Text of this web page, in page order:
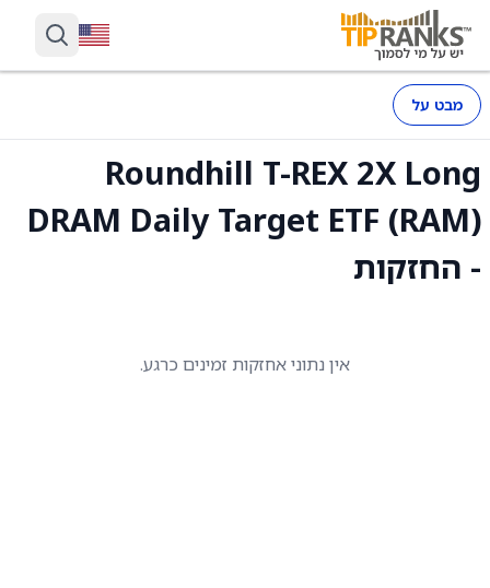
מבט על
Roundhill T-REX 2X Long
DRAM Daily Target ETF (RAM)
- החזקות
אין נתוני אחזקות זמינים כרגע.